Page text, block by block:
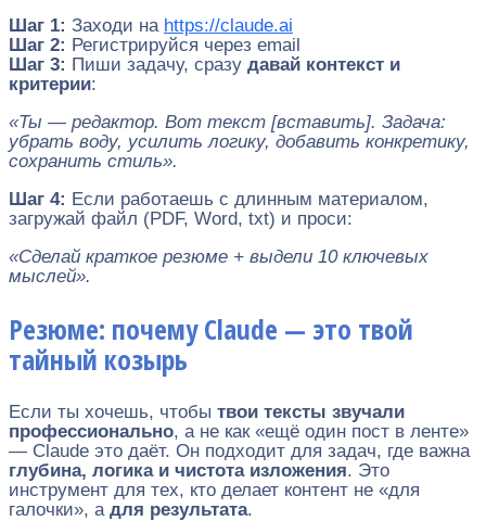
Шаг 1: Заходи на https://claude.ai
Шаг 2: Регистрируйся через email
Шаг 3: Пиши задачу, сразу давай контекст и
критерии:
«Ты — редактор. Вот текст [вставить]. Задача:
убрать воду, усилить логику, добавить конкретику,
сохранить стиль».
Шаг 4: Если работаешь с длинным материалом,
загружай файл (PDF, Word, txt) и проси:
«Сделай краткое резюме + выдели 10 ключевых
мыслей».
Резюме: почему Claude — это твой
тайный козырь
Если ты хочешь, чтобы твои тексты звучали
профессионально, а не как «ещё один пост в ленте»
— Claude это даёт. Он подходит для задач, где важна
глубина, логика и чистота изложения. Это
инструмент для тех, кто делает контент не «для
галочки», а для результата.